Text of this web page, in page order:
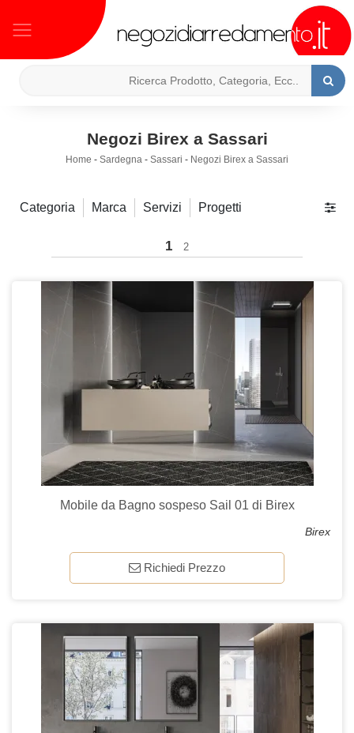
Negozi Birex a Sassari
Home - Sardegna - Sassari - Negozi Birex a Sassari
Categoria Marca Servizi Progetti
1 2
Mobile da Bagno sospeso Sail 01 di Birex
Birex
Richiedi Prezzo